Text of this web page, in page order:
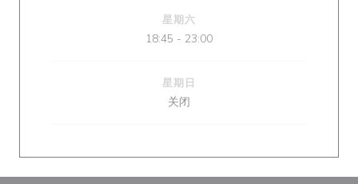
星期六
18:45 - 23:00
星期日
关闭